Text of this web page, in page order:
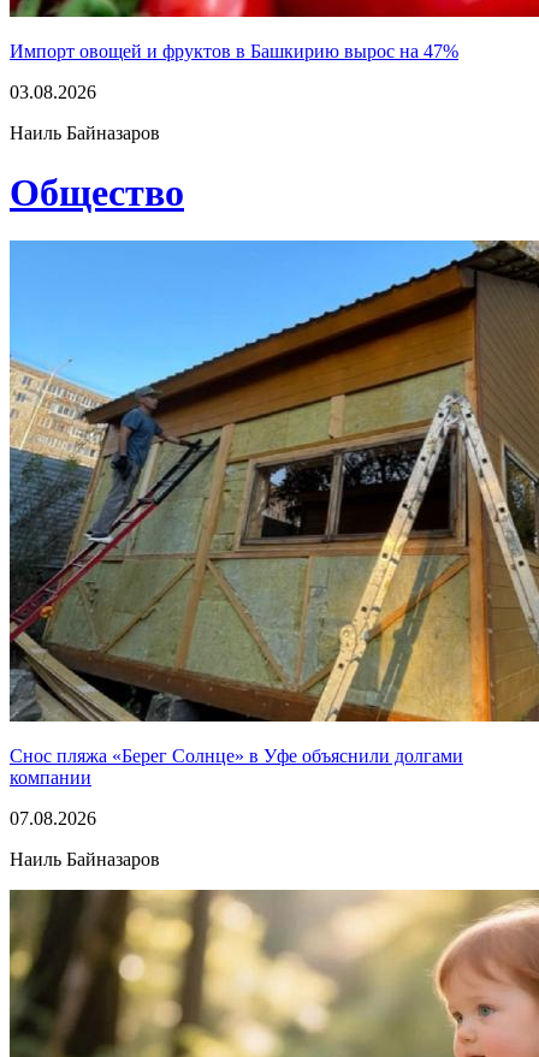
Импорт овощей и фруктов в Башкирию вырос на 47%
03.08.2026
Наиль Байназаров
Общество
Снос пляжа «Берег Солнце» в Уфе объяснили долгами
компании
07.08.2026
Наиль Байназаров